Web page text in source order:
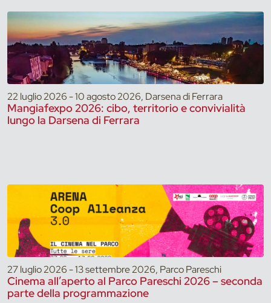
22 luglio 2026 - 10 agosto 2026, Darsena di Ferrara
Mangiafexpo 2026: cibo, territorio e convivialità
lungo la Darsena di Ferrara
27 luglio 2026 - 13 settembre 2026, Parco Pareschi
Cinema all’aperto al Parco Pareschi 2026 – seconda
parte della programmazione